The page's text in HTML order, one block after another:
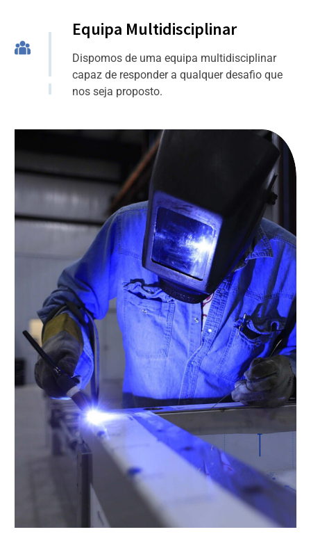
Equipa Multidisciplinar
Dispomos de uma equipa multidisciplinar
capaz de responder a qualquer desafio que
nos seja proposto.